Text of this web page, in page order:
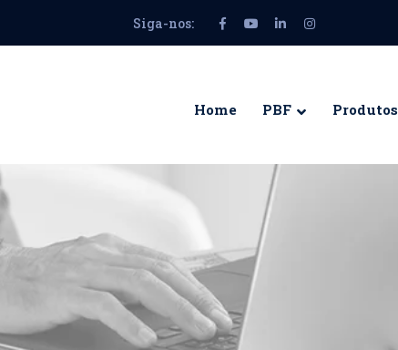
Siga-nos:
Facebook
Profile
Youtube
Profile
LinkedIn
ProfileProfile
Home PBF Produtos